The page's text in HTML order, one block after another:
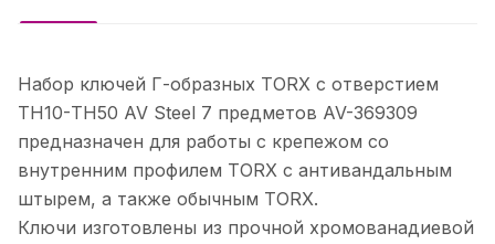
Набор ключей Г-образных TORX с отверстием
TН10-TН50 AV Steel 7 предметов AV-369309
предназначен для работы с крепежом со
внутренним профилем TORX с антивандальным
штырем, а также обычным TORX.
Ключи изготовлены из прочной хромованадиевой